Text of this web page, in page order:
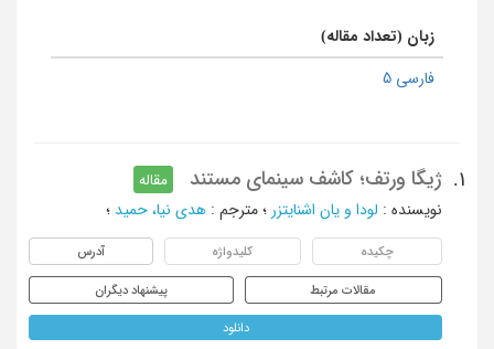
زبان (تعداد مقاله)
فارسی 5
1. ژیگا ورتف؛ کاشف سینمای مستند
مقاله
نویسنده : لودا و یان اشنایتزر ؛ مترجم : هدی نیا، حمید ؛
چکیده کلیدواژه آدرس
مقالات مرتبط پیشنهاد دیگران
دانلود